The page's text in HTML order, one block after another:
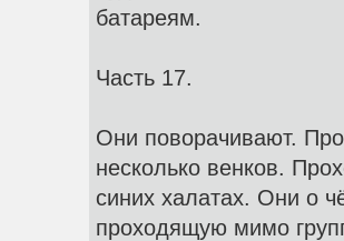
батареям.
Часть 17.
Они поворачивают.
несколько венков.
синих халатах. Они о
проходящую мимо